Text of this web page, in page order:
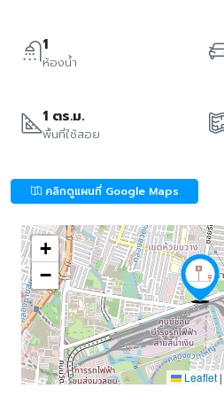
1
ห้องน้ำ
1 ตร.ม.
พื้นที่ใช้สอย
คลิกดูแผนที่ Google Maps
+
−
Leaflet |